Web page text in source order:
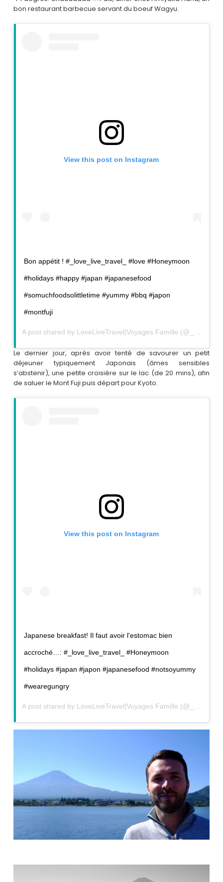
bon restaurant barbecue servant du boeuf Wagyu.
View this post on Instagram
Bon appétit ! #_love_live_travel_ #love #Honeymoon
#holidays #happy #japan #japanesefood
#somuchfoodsolittletime #yummy #bbq #japon
#montfuji
A post shared by LoveLiveTravel|Voyages Famille (@_love_live_travel_) on
Le dernier jour, après avoir tenté de savourer un petit
déjeuner typiquement Japonais (âmes sensibles
s’abstenir), une petite croisière sur le lac (de 20 mins), afin
de saluer le Mont Fuji puis départ pour Kyoto.
View this post on Instagram
Japanese breakfast! Il faut avoir l'estomac bien
accroché…: #_love_live_travel_ #Honeymoon
#holidays #japan #japon #japanesefood #notsoyummy
#wearegungry
A post shared by LoveLiveTravel|Voyages Famille (@_love_live_travel_) on